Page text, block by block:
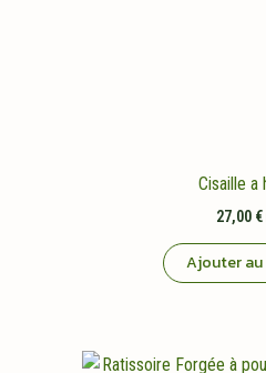
Cisaille a
27,00 €
Ajouter au